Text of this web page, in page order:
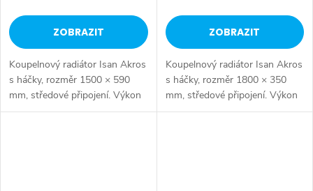
ZOBRAZIT
Koupelnový radiátor Isan Akros
s háčky, rozměr 1500 × 590
mm, středové připojení. Výkon
1142 W, ocelová konstrukce.
ZOBRAZIT
Koupelnový radiátor Isan Akros
s háčky, rozměr 1800 × 350
mm, středové připojení. Výkon
814 W, ocelová konstrukce.